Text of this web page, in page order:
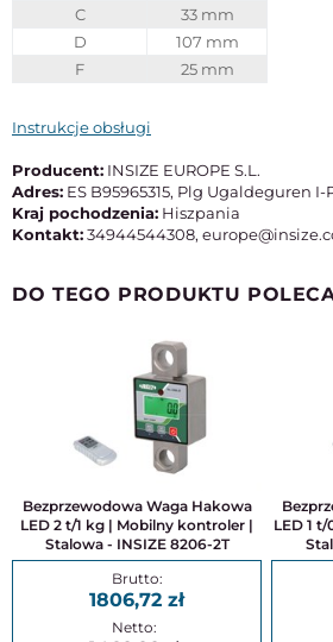
C
33 mm
D
107 mm
F
25 mm
Instrukcje obsługi
Producent: INSIZE EUROPE S.L.
Adres: ES B95965315, Plg Ugaldeguren
Kraj pochodzenia: Hiszpania
Kontakt:34944544308,
DO TEGO PRODUKTU
Bezprzewodowa Waga Hakowa
LED 2 t/1 kg | Mobilny kontroler |
Stalowa - INSIZE 8206-2T
1806,72
Bezprzewodowa Waga Hakowa
LED 1